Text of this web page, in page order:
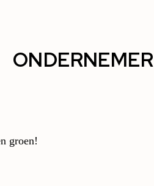
ONDERNEMER
groen!